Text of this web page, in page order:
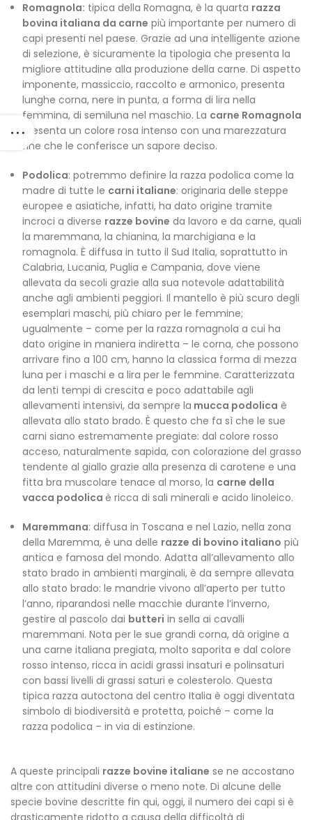
Romagnola: tipica della Romagna, è la quarta razza
bovina italiana da carne più importante per numero di
capi presenti nel paese. Grazie ad una intelligente azione
di selezione, è sicuramente la tipologia che presenta la
migliore attitudine alla produzione della carne. Di aspetto
imponente, massiccio, raccolto e armonico, presenta
lunghe corna, nere in punta, a forma di lira nella
femmina, di semiluna nel maschio. La carne Romagnola
presenta un colore rosa intenso con una marezzatura
fine che le conferisce un sapore deciso.
Podolica: potremmo definire la razza podolica come la
madre di tutte le carni italiane: originaria delle steppe
europee e asiatiche, infatti, ha dato origine tramite
incroci a diverse razze bovine da lavoro e da carne, quali
la maremmana, la chianina, la marchigiana e la
romagnola. È diffusa in tutto il Sud Italia, soprattutto in
Calabria, Lucania, Puglia e Campania, dove viene
allevata da secoli grazie alla sua notevole adattabilità
anche agli ambienti peggiori. Il mantello è più scuro degli
esemplari maschi, più chiaro per le femmine;
ugualmente – come per la razza romagnola a cui ha
dato origine in maniera indiretta – le corna, che possono
arrivare fino a 100 cm, hanno la classica forma di mezza
luna per i maschi e a lira per le femmine. Caratterizzata
da lenti tempi di crescita e poco adattabile agli
allevamenti intensivi, da sempre la mucca podolica è
allevata allo stato brado. È questo che fa sì che le sue
carni siano estremamente pregiate: dal colore rosso
acceso, naturalmente sapida, con colorazione del grasso
tendente al giallo grazie alla presenza di carotene e una
fitta bra muscolare tenace al morso, la carne della
vacca podolica è ricca di sali minerali e acido linoleico.
Maremmana: diffusa in Toscana e nel Lazio, nella zona
della Maremma, è una delle razze di bovino italiano più
antica e famosa del mondo. Adatta all’allevamento allo
stato brado in ambienti marginali, è da sempre allevata
allo stato brado: le mandrie vivono all’aperto per tutto
l’anno, riparandosi nelle macchie durante l’inverno,
gestire al pascolo dai butteri in sella ai cavalli
maremmani. Nota per le sue grandi corna, dà origine a
una carne italiana pregiata, molto saporita e dal colore
rosso intenso, ricca in acidi grassi insaturi e polinsaturi
con bassi livelli di grassi saturi e colesterolo. Questa
tipica razza autoctona del centro Italia è oggi diventata
simbolo di biodiversità e protetta, poiché – come la
razza podolica – in via di estinzione.
A queste principali razze bovine italiane se ne accostano
altre con attitudini diverse o meno note. Di alcune delle
specie bovine descritte fin qui, oggi, il numero dei capi si è